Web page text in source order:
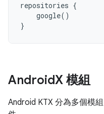
repositories {
google()
}
AndroidX 模組
Android KTX 分為多個模